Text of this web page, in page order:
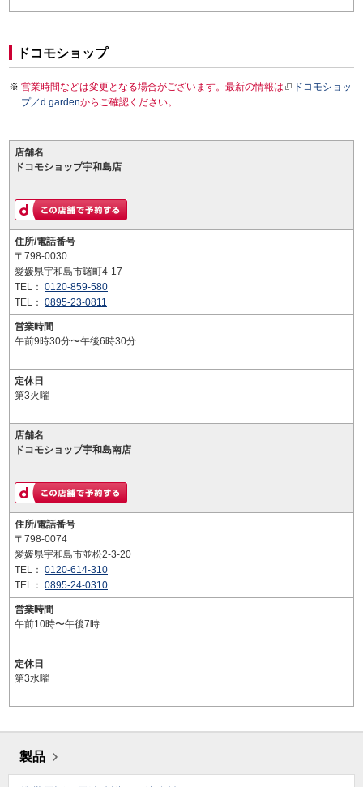
ドコモショップ
営業時間などは変更となる場合がございます。最新の情報は
ドコモショッ
プ／d gardenからご確認ください。
店舗名
ドコモショップ宇和島店
住所/電話番号
〒798-0030
愛媛県宇和島市曙町4-17
TEL： 0120-859-580
TEL： 0895-23-0811
営業時間
午前9時30分〜午後6時30分
定休日
第3火曜
店舗名
ドコモショップ宇和島南店
住所/電話番号
〒798-0074
愛媛県宇和島市並松2-3-20
TEL： 0120-614-310
TEL： 0895-24-0310
営業時間
午前10時〜午後7時
定休日
第3水曜
製品